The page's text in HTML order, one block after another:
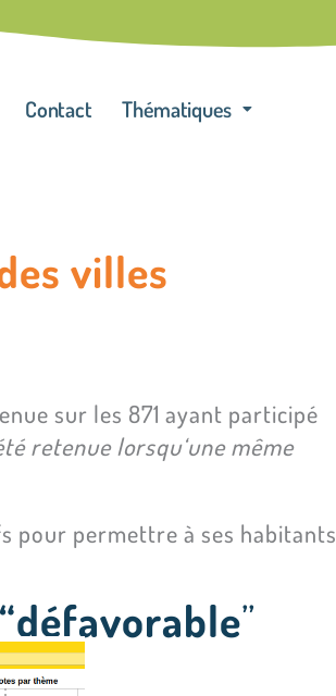
Contact Thématiques
villes
sur les 871 ayant participé
retenue lorsqu‘une même
pour permettre à ses habitants
”